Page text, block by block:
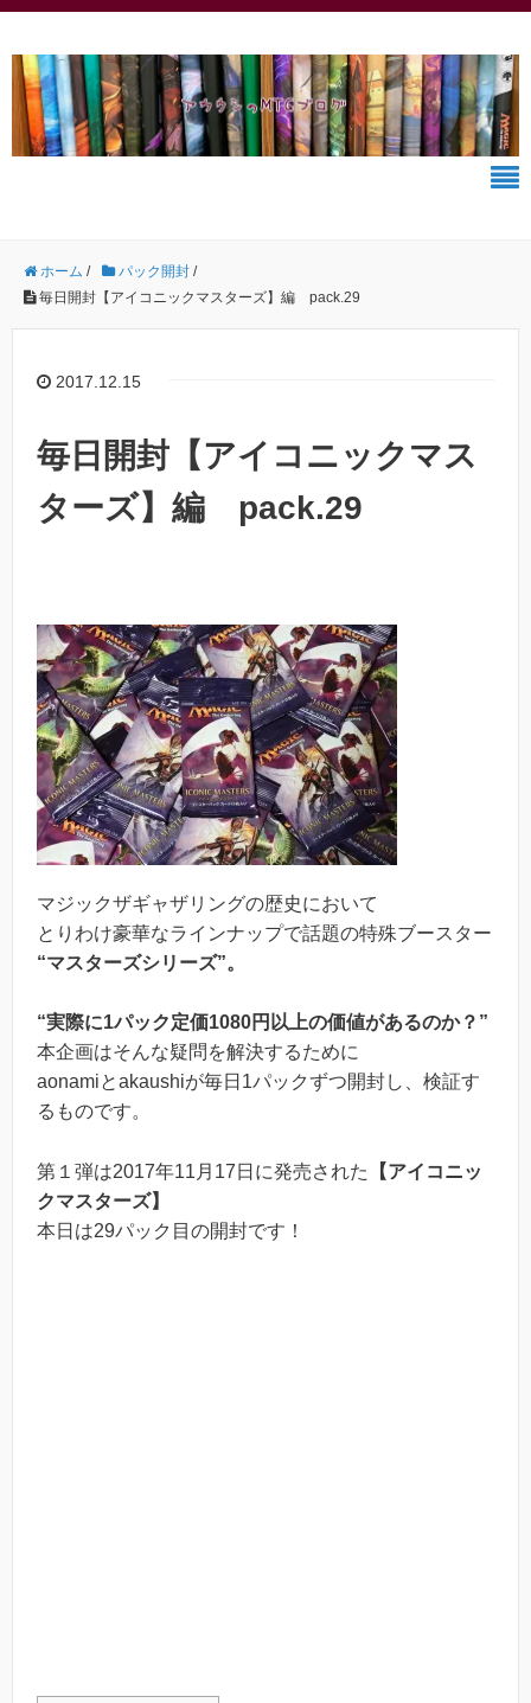
ホーム / パック開封 /
毎日開封【アイコニックマスターズ】編 pack.29
2017.12.15
毎日開封【アイコニックマス
ターズ】編 pack.29
マジックザギャザリングの歴史において
とりわけ豪華なラインナップで話題の特殊ブースター
“マスターズシリーズ”。
“実際に1パック定価1080円以上の価値があるのか？”
本企画はそんな疑問を解決するために
aonamiとakaushiが毎日1パックずつ開封し、検証す
るものです。
第１弾は2017年11月17日に発売された
【アイコニッ
クマスターズ】
本日は29パック目の開封です！